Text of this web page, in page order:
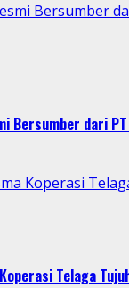
Bersumber
Bersumber dari
Koperasi
Telaga